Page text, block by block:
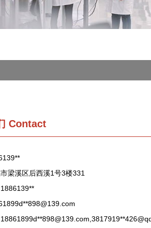
Contact
梁溪区后西溪1号3楼331
898@139.com
898@139.com ,3817919**